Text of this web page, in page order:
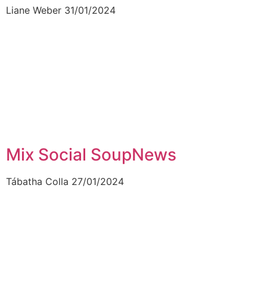
Liane Weber 31/01/2024
Mix Social SoupNews
Tábatha Colla 27/01/2024